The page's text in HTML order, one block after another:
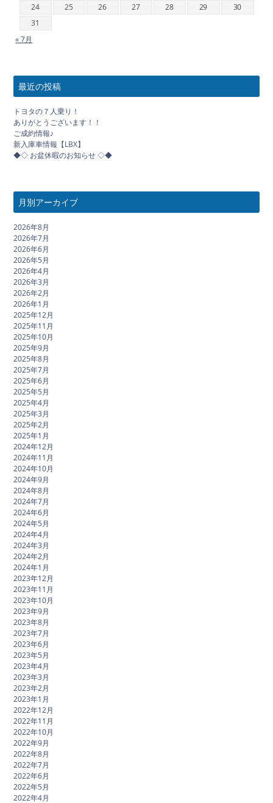
24 25 26 27 28 29
30
31
« 7月
最近の投稿
トヨタの７人乗り！
ありがとうございます！！
ご成約情報♪
新入庫車情報【LBX】
◆◇ お盆休暇のお知らせ ◇◆
月別アーカイブ
2026年8月
2026年7月
2026年6月
2026年5月
2026年4月
2026年3月
2026年2月
2026年1月
2025年12月
2025年11月
2025年10月
2025年9月
2025年8月
2025年7月
2025年6月
2025年5月
2025年4月
2025年3月
2025年2月
2025年1月
2024年12月
2024年11月
2024年10月
2024年9月
2024年8月
2024年7月
2024年6月
2024年5月
2024年4月
2024年3月
2024年2月
2024年1月
2023年12月
2023年11月
2023年10月
2023年9月
2023年8月
2023年7月
2023年6月
2023年5月
2023年4月
2023年3月
2023年2月
2023年1月
2022年12月
2022年11月
2022年10月
2022年9月
2022年8月
2022年7月
2022年6月
2022年5月
2022年4月